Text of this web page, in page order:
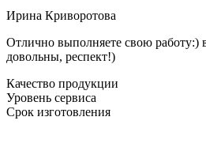
Ирина Криворотова
Отлично выполняете свою работу:)
довольны, респект!)
Качество продукции
Уровень сервиса
Срок изготовления